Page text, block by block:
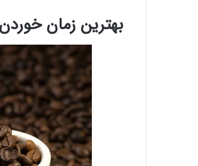
بهترین زمان